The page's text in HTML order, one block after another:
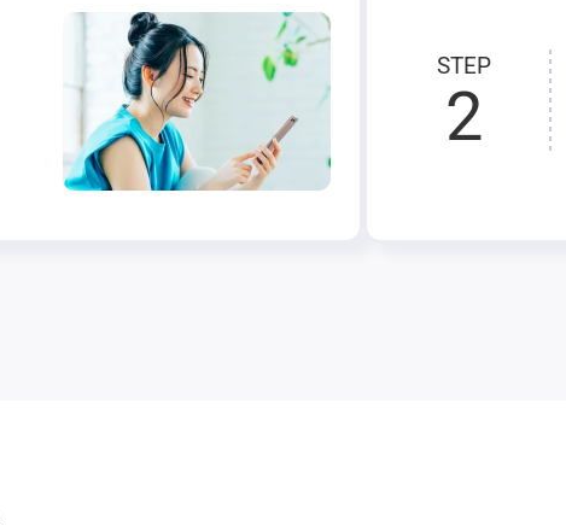
STEP
2